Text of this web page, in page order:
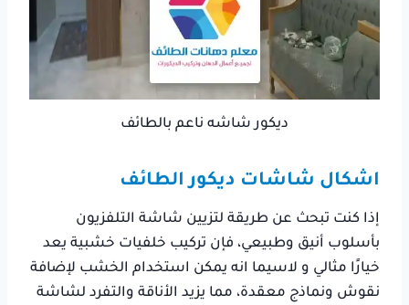
ديكور شاشه ناعم بالطائف
اشكال شاشات ديكور الطائف
إذا كنت تبحث عن طريقة لتزيين شاشة التلفزيون
بأسلوب أنيق وطبيعي، فإن تركيب خلفيات خشبية يعد
خيارًا مثالي و لاسيما انه يمكن استخدام الخشب لإضافة
نقوش ونماذج معقدة، مما يزيد الأناقة والتفرد لشاشة